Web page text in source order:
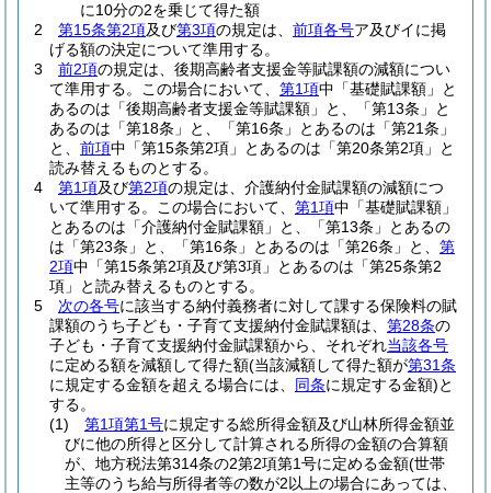
に10分の2を乗じて得た額
2
第15条第2項及び第3項の規定は、 前項各号ア及びイに掲
げる額の決定について準用する。
3
前2項の規定は、後期高齢者支援金等賦課額の減額につい
て準用する。
この場合において、 第1項中「基礎賦課額」と
あるのは「後期高齢者支援金等賦課額」と、「第13条」と
あるのは「第18条」と、「第16条」とあるのは「第21条」
と、 前項中「第15条第2項」とあるのは「第20条第2項」と
読み替えるものとする。
4
第1項及び第2項の規定は、介護納付金賦課額の減額につ
いて準用する。
この場合において、 第1項中「基礎賦課額」
とあるのは「介護納付金賦課額」と、「第13条」とあるの
は「第23条」と、「第16条」とあるのは「第26条」と、 第
2項中「第15条第2項及び第3項」とあるのは「第25条第2
項」と読み替えるものとする。
5
次の各号に該当する納付義務者に対して課する保険料の賦
課額のうち子ども・子育て支援納付金賦課額は、 第28条の
子ども・子育て支援納付金賦課額から、それぞれ当該各号
に定める額を減額して得た額(当該減額して得た額が第31条
に規定する金額を超える場合には、 同条に規定する金額)と
する。
(1)
第1項第1号に規定する総所得金額及び山林所得金額並
びに他の所得と区分して計算される所得の金額の合算額
が、地方税法第314条の2第2項第1号に定める金額(世帯
主等のうち給与所得者等の数が2以上の場合にあっては、